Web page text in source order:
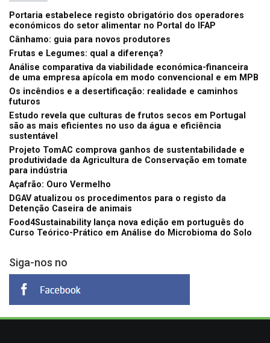
Portaria estabelece registo obrigatório dos operadores
económicos do setor alimentar no Portal do IFAP
Cânhamo: guia para novos produtores
Frutas e Legumes: qual a diferença?
Análise comparativa da viabilidade económica-financeira
de uma empresa apícola em modo convencional e em MPB
Os incêndios e a desertificação: realidade e caminhos
futuros
Estudo revela que culturas de frutos secos em Portugal
são as mais eficientes no uso da água e eficiência
sustentável
Projeto TomAC comprova ganhos de sustentabilidade e
produtividade da Agricultura de Conservação em tomate
para indústria
Açafrão: Ouro Vermelho
DGAV atualizou os procedimentos para o registo da
Detenção Caseira de animais
Food4Sustainability lança nova edição em português do
Curso Teórico-Prático em Análise do Microbioma do Solo
Siga-nos no